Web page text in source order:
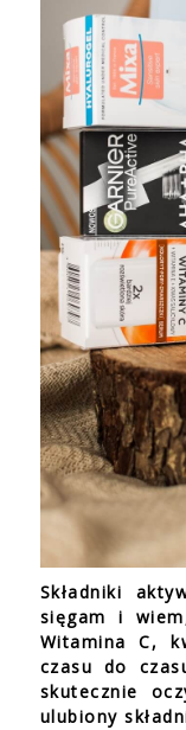
Składniki
sięgam i
Witamina C,
czasu do
skutecznie
ulubiony